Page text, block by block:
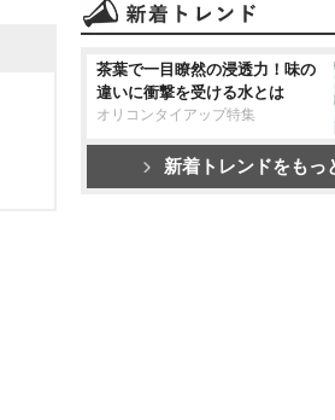
茶葉で一目瞭然の浸透力！味の
違いに衝撃を受ける水とは
オリコンタイアップ特集
新着トレンドをもっ